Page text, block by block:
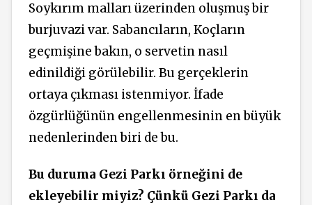
Soykırım malları üzerinden oluşmuş bir
burjuvazi var. Sabancıların, Koçların
geçmişine bakın, o servetin nasıl
edinildiği görülebilir. Bu gerçeklerin
ortaya çıkması istenmiyor. İfade
özgürlüğünün engellenmesinin en büyük
nedenlerinden biri de bu.
Bu duruma Gezi Parkı örneğini de
ekleyebilir miyiz? Çünkü Gezi Parkı da